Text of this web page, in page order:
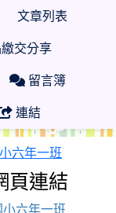
文章列表
交分享
留言簿
連結
頁連結
小六年一班